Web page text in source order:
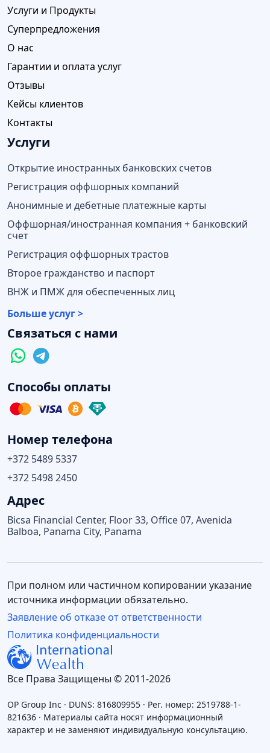
Услуги и Продукты
Суперпредложения
О нас
Гарантии и оплата услуг
Отзывы
Кейсы клиентов
Контакты
Услуги
Открытие иностранных банковских счетов
Регистрация оффшорных компаний
Анонимные и дебетные платежные карты
Оффшорная/иностранная компания + банковский
счет
Регистрация оффшорных трастов
Второе гражданство и паспорт
ВНЖ и ПМЖ для обеспеченных лиц
Больше услуг >
Связаться с нами
Способы оплаты
Номер телефона
+372 5489 5337
+372 5498 2450
Адрес
Bicsa Financial Center, Floor 33, Office 07, Avenida
Balboa, Panama City, Panama
Все Права Защищены © 2011-2026
Политика конфиденциальности
При полном или частичном копировании указание
источника информации обязательно.
Заявление об отказе от ответственности
OP Group Inc · DUNS: 816809955 · Рег. номер: 2519788-1-
821636 · Материалы сайта носят информационный
характер и не заменяют индивидуальную консультацию.